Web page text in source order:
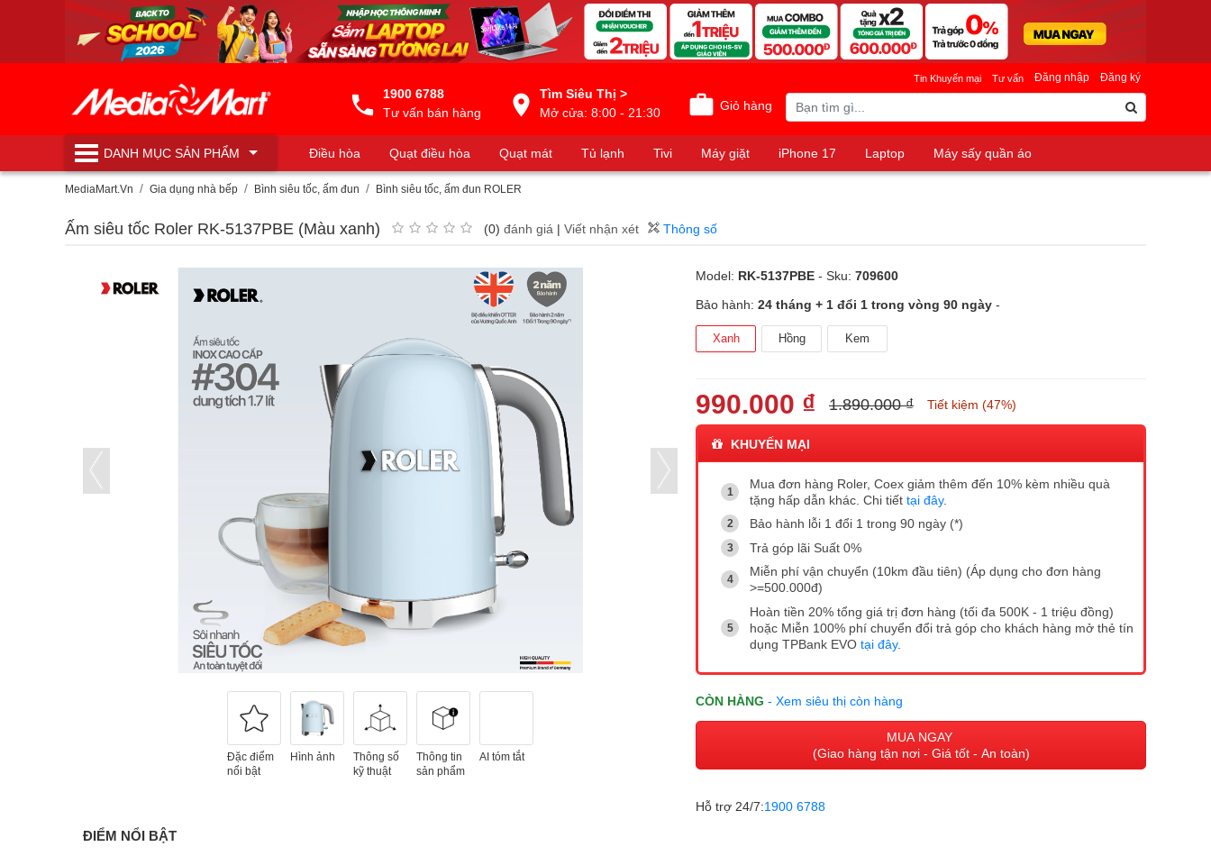
1900 6788
Tư vấn bán hàng
Tìm Siêu Thị >
Mở cửa: 8:00 - 21:30
Giỏ hàng
Đăng nhập Đăng ký
Tin Khuyến mại Tư vấn
DANH MỤCSẢN PHẨM Điều hòa Quạt điều hòa Quạt mát Tủ lạnh Tivi Máy giặt iPhone 17 Laptop
Máy sấy quần áo
Máy lọc nước
MediaMart.Vn Gia dụng nhà bếp Bình siêu tốc, ấm đun Bình siêu tốc, ấm đun ROLER
Ấm siêu tốc Roler RK-5137PBE (Màu xanh) (0) đánh giá | Viết nhận xét Thông số
Đặc điểm
nổi bật
Hình ảnh
Thông số
kỹ thuật
Thông tin
sản phẩm
AI tóm tắt
ĐIỂM NỔI BẬT
Model: RK-5137PBE - Sku: 709600
Bảo hành: 24 tháng + 1 đổi 1 trong vòng 90 ngày -
Xanh Hồng Kem
990.000 ₫ 1.890.000 ₫ Tiết kiệm (47%)
KHUYẾN MẠI
Mua đơn hàng Roler, Coex giảm thêm đến 10% kèm nhiều quà
tặng hấp dẫn khác. Chi tiết tại đây.
Bảo hành lỗi 1 đổi 1 trong 90 ngày (*)
Trả góp lãi Suất 0%
Miễn phí vận chuyển (10km đầu tiên) (Áp dụng cho đơn hàng
>=500.000đ)
Hoàn tiền 20% tổng giá trị đơn hàng (tối đa 500K - 1 triệu đồng)
hoặc Miễn 100% phí chuyển đổi trả góp cho khách hàng mở thẻ tín
dụng TPBank EVO tại đây.
CÒN HÀNG - Xem siêu thị còn hàng
MUA NGAY
(Giao hàng tận nơi - Giá tốt - An toàn)
Hỗ trợ 24/7:1900 6788